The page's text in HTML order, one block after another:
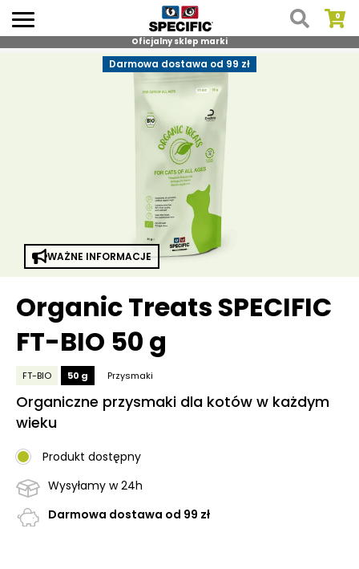
Oficjalny sklep marki
Darmowa dostawa od 99 zł
WAŻNE INFORMACJE
Organic Treats SPECIFIC
FT-BIO 50 g
FT-BIO 50 g Przysmaki
Organiczne przysmaki dla kotów w każdym
wieku
Produkt dostępny
Wysyłamy w 24h
Darmowa dostawa od 99 zł